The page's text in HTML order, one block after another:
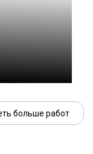
больше работ